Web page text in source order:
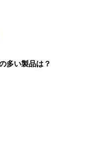
多い製品は？